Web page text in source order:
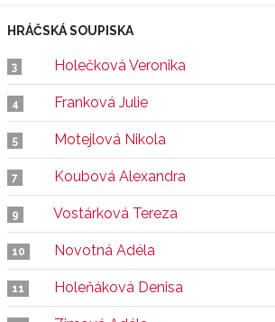
HRÁČSKÁ SOUPISKA
3 Holečková Veronika
4 Franková Julie
5 Motejlová Nikola
7 Koubová Alexandra
9 Vostárková Tereza
10 Novotná Adéla
11 Holeňáková Denisa